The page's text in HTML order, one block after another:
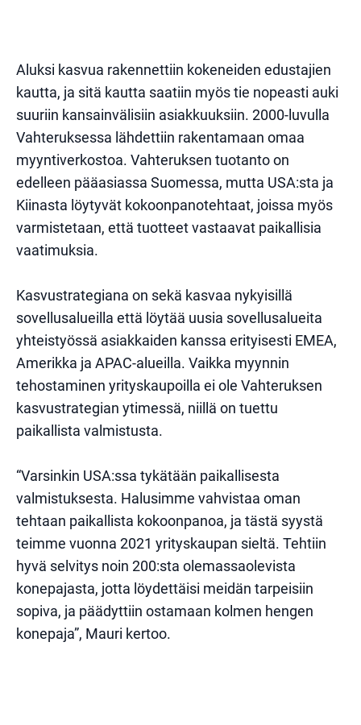
Aluksi kasvua rakennettiin kokeneiden edustajien
kautta, ja sitä kautta saatiin myös tie nopeasti auki
suuriin kansainvälisiin asiakkuuksiin. 2000-luvulla
Vahteruksessa lähdettiin rakentamaan omaa
myyntiverkostoa. Vahteruksen tuotanto on
edelleen pääasiassa Suomessa, mutta USA:sta ja
Kiinasta löytyvät kokoonpanotehtaat, joissa myös
varmistetaan, että tuotteet vastaavat paikallisia
vaatimuksia.
Kasvustrategiana on sekä kasvaa nykyisillä
sovellusalueilla että löytää uusia sovellusalueita
yhteistyössä asiakkaiden kanssa erityisesti EMEA,
Amerikka ja APAC-alueilla. Vaikka myynnin
tehostaminen yrityskaupoilla ei ole Vahteruksen
kasvustrategian ytimessä, niillä on tuettu
paikallista valmistusta.
“Varsinkin USA:ssa tykätään paikallisesta
valmistuksesta. Halusimme vahvistaa oman
tehtaan paikallista kokoonpanoa, ja tästä syystä
teimme vuonna 2021 yrityskaupan sieltä. Tehtiin
hyvä selvitys noin 200:sta olemassaolevista
konepajasta, jotta löydettäisi meidän tarpeisiin
sopiva, ja päädyttiin ostamaan kolmen hengen
konepaja”, Mauri kertoo.